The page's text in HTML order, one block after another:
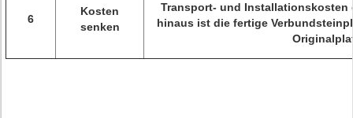
6
Kosten
senken
Transport- und Installationskosten
hinaus ist die fertige